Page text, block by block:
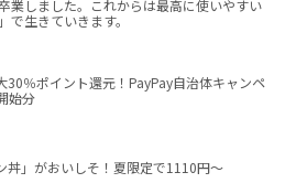
業しました。これからは最高に使いやすい
で生きていきます。
30％ポイント還元！PayPay自治体キャンペ
始分
丼」がおいしそ！夏限定で1110円～